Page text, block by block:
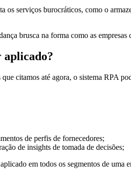
os serviços burocráticos, como o
brusca na forma como as
aplicado?
citamos até agora, o sistema RPA
de perfis de fornecedores;
de insights de tomada de decisões;
em todos os segmentos de uma